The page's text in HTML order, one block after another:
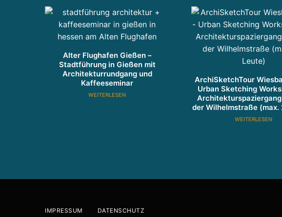
t
u
n
g
n
d
P
r
Alter Flughafen Gießen –
Stadtführung in Gießen mit
Architekturrundgang und
Kaffeeseminar
WEITERLESEN
ArchiSketchTour
Urban Sketching
der Wilhelmstraße (max.
WEITERLESEN
IMPRESSUM DATENSCHUTZ